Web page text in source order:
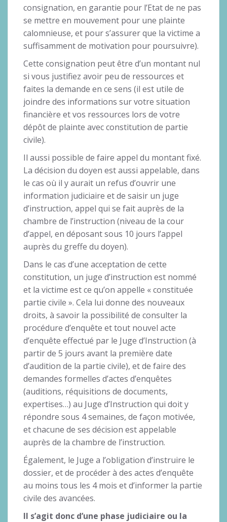
consignation, en garantie pour l’Etat de ne pas
se mettre en mouvement pour une plainte
calomnieuse, et pour s’assurer que la victime a
suffisamment de motivation pour poursuivre).
Cette consignation peut être d’un montant nul
si vous justifiez avoir peu de ressources et
faites la demande en ce sens (il est utile de
joindre des informations sur votre situation
financière et vos ressources lors de votre
dépôt de plainte avec constitution de partie
civile).
Il aussi possible de faire appel du montant fixé.
La décision du doyen est aussi appelable, dans
le cas où il y aurait un refus d’ouvrir une
information judiciaire et de saisir un juge
d’instruction, appel qui se fait auprès de la
chambre de l’instruction (niveau de la cour
d’appel, en déposant sous 10 jours l’appel
auprès du greffe du doyen).
Dans le cas d’une acceptation de cette
constitution, un juge d’instruction est nommé
et la victime est ce qu’on appelle « constituée
partie civile ». Cela lui donne des nouveaux
droits, à savoir la possibilité de consulter la
procédure d’enquête et tout nouvel acte
d’enquête effectué par le Juge d’Instruction (à
partir de 5 jours avant la première date
d’audition de la partie civile), et de faire des
demandes formelles d’actes d’enquêtes
(auditions, réquisitions de documents,
expertises…) au Juge d’Instruction qui doit y
répondre sous 4 semaines, de façon motivée,
et chacune de ses décision est appelable
auprès de la chambre de l’instruction.
Également, le Juge a l’obligation d’instruire le
dossier, et de procéder à des actes d’enquête
au moins tous les 4 mois et d’informer la partie
civile des avancées.
Il s’agit donc d’une phase judiciaire ou la